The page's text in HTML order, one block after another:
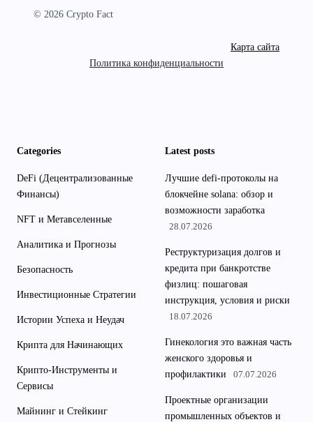
© 2026 Crypto Fact
Карта сайта
Политика конфиденциальности
Categories
DeFi (Децентрализованные
Финансы)
NFT и Метавселенные
Аналитика и Прогнозы
Безопасность
Инвестиционные Стратегии
Истории Успеха и Неудач
Крипта для Начинающих
Крипто-Инструменты и
Сервисы
Майнинг и Стейкинг
Latest posts
Лучшие defi-протоколы на
блокчейне solana: обзор и
возможности заработка
28.07.2026
Реструктуризация долгов и
кредита при банкротстве
физлиц: пошаговая
инструкция, условия и риски
18.07.2026
Гинекология это важная часть
женского здоровья и
профилактики
07.07.2026
Проектные организации
промышленных объектов и